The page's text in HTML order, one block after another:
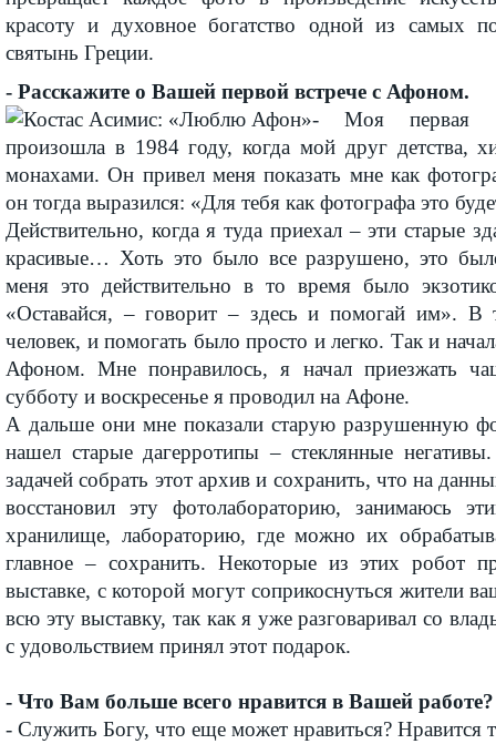
красоту и духовное богатство одной из самых
святынь Греции.
- Расскажите о Вашей первой встрече с Афоном.
- Моя первая
произошла в 1984 году, когда мой друг детства,
монахами. Он привел меня показать мне как
он тогда выразился: «Для тебя как фотографа это
Действительно, когда я туда приехал – эти старые
красивые… Хоть это было все разрушено, это
меня это действительно в то время было
«Оставайся, – говорит – здесь и помогай им».
человек, и помогать было просто и легко. Так и
Афоном. Мне понравилось, я начал приезжать
субботу и воскресенье я проводил на Афоне.
А дальше они мне показали старую разрушенную
нашел старые дагерротипы – стеклянные
задачей собрать этот архив и сохранить, что на
восстановил эту фотолабораторию, занимаюсь
хранилище, лабораторию, где можно их
главное – сохранить. Некоторые из этих робот
выставке, с которой могут соприкоснуться жители
всю эту выставку, так как я уже разговаривал со
с удовольствием принял этот подарок.
- Что Вам больше всего нравится в Вашей работе?
- Служить Богу, что еще может нравиться? Нравится